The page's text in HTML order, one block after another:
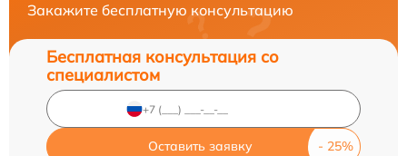
Закажите бесплатную консультацию
Бесплатная консультация со
специалистом
Оставить заявку